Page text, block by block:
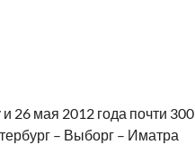
26 мая 2012 года почти 300
– Выборг – Иматра